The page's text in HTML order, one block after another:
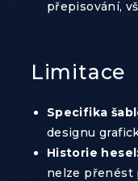
přepisování,
Limitace
Specifika
designu
Historie
nelze přenést